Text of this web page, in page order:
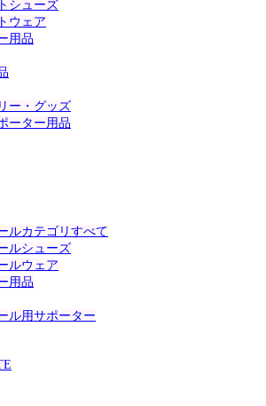
シューズ
ウェア
用品
ー・グッズ
ーター用品
ルカテゴリすべて
ルシューズ
ルウェア
用品
ル用サポーター